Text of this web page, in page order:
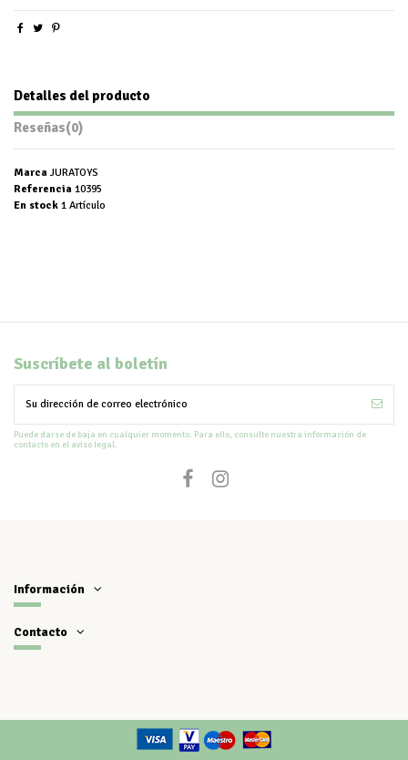
Detalles del producto
Reseñas(0)
Marca JURATOYS
Referencia 10395
En stock 1 Artículo
Suscríbete al boletín
Puede darse de baja en cualquier momento. Para ello, consulte nuestra información de
contacto en el aviso legal.
Información
Contacto